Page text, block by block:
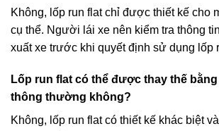
Không, lốp run flat chỉ được thiết kế cho
cụ thể. Người lái xe nên kiểm tra thông
xuất xe trước khi quyết định sử dụng lốp
Lốp run flat có thể được thay thế
thông thường không?
Không, lốp run flat có thiết kế khác biệt